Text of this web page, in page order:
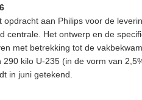
opdracht aan Philips voor de
centrale. Het ontwerp en de
met betrekking tot de
290 kilo U-235 (in de vorm van
in juni getekend.